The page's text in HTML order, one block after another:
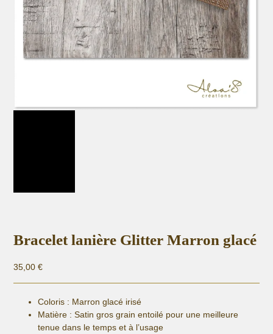
Bracelet lanière Glitter Marron glacé
35,00€
Coloris : Marron glacé irisé
Matière : Satin gros grain entoilé pour une meilleure
tenue dans le temps et à l’usage